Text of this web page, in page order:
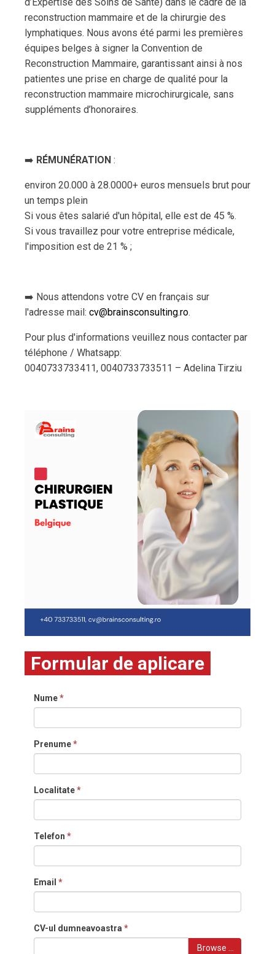
reconstruction mammaire et de la chirurgie des
lymphatiques. Nous avons été parmi les premières
équipes belges à signer la Convention de
Reconstruction Mammaire, garantissant ainsi à nos
patientes une prise en charge de qualité pour la
reconstruction mammaire microchirurgicale, sans
suppléments d’honoraires.
➡️ RÉMUNÉRATION :
environ 20.000 à 28.0000+ euros mensuels brut pour
un temps plein
Si vous êtes salarié d'un hôpital, elle est de 45 %.
Si vous travaillez pour votre entreprise médicale,
l'imposition est de 21 % ;
➡️ Nous attendons votre CV en français sur
l'adresse mail: cv@brainsconsulting.ro.
Pour plus d'informations veuillez nous contacter par
téléphone / Whatsapp:
0040733733411, 0040733733511 – Adelina Tirziu
Formular de aplicare
Nume*
Prenume*
Localitate*
Telefon *
Email *
CV-ul dumneavoastra *
Browse …